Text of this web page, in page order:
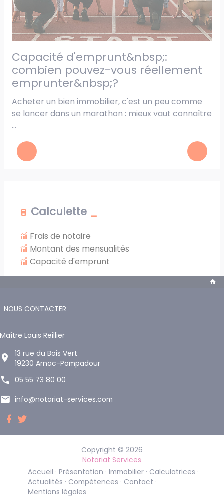
capacité d'emprunt&nbsp;:
combien pouvez-vous réellement
emprunter&nbsp;?
Acheter un bien immobilier, c'est un peu comme
se lancer dans un marathon : mieux vaut connaître
...
Calculette
Frais de notaire
Montant des mensualités
Capacité d'emprunt
NOUS CONTACTER
Maître Louis Reillier
13 rue du Bois Vert
19230 Arnac-Pompadour
05 55 73 80 00
info@notariat-services.com
Copyright © 2026
Notariat Services
Accueil Présentation Immobilier Calculatrices
Actualités
Compétences
Contact
Mentions légales